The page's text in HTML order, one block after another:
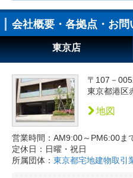
会社概要・各拠点・お問
東京店
〒107－
東京都港区
地図
営業時間：AM9:00～PM6:00ま
定休日：日曜・祝日
所属団体： 東京都宅地建物取引